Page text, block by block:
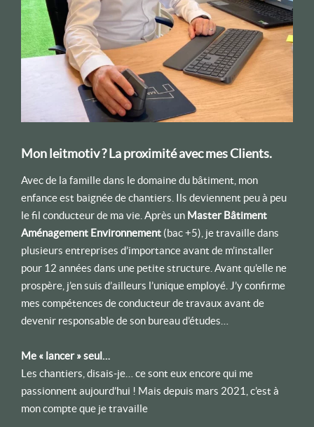
Mon leitmotiv ?La proximité avec mes Clients.
Avec de la famille dans le domaine du bâtiment, mon
enfance est baignée de chantiers. Ils deviennent peu à peu
le fil conducteur de ma vie. Après un Master Bâtiment
Aménagement Environnement (bac +5), je travaille dans
plusieurs entreprises d’importance avant de m’installer
pour 12 années dans une petite structure. Avant qu’elle ne
prospère, j’en suis d’ailleurs l’unique employé. J’y confirme
mes compétences de conducteur de travaux avant de
devenir responsable de son bureau d’études…
Me « lancer » seul…
Les chantiers, disais-je… ce sont eux encore qui me
passionnent aujourd’hui ! Mais depuis mars 2021, c’est à
mon compte que je travaille